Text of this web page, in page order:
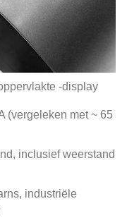
-display
(vergeleken met ~ 65
inclusief weerstand
industriële